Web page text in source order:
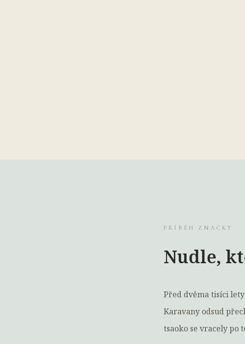
PŘÍBĚH ZNAČKY
Nudle,
Před dvěma tisíci
Karavany odsud
tsaoko se vracely po